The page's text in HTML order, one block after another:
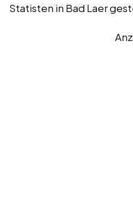
Statisten in Bad Laer